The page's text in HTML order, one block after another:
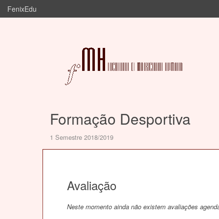
FenixEdu
Formação Desportiva
1 Semestre 2018/2019
Avaliação
Neste momento ainda não existem avaliações